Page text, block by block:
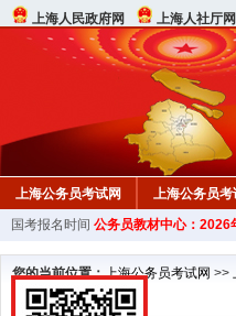
上海人民政府网 上海人社厅网
上海公务员考试网 上海公务员考
行测真题 在线咨询 教材中心
国考报名时间 公务员教材中心：2026
您的当前位置：上海公务员考试网 >>